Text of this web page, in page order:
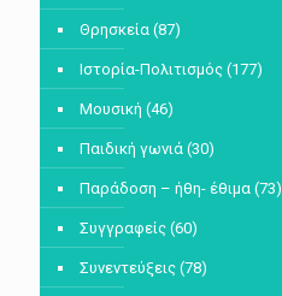
Θρησκεία (87)
Ιστορία-Πολιτισμός (177)
Μουσική (46)
Παιδική γωνιά (30)
Παράδοση – ήθη- έθιμα (73)
Συγγραφείς (60)
Συνεντεύξεις (78)